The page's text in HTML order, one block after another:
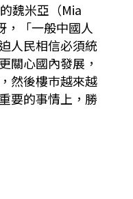
魏米亞（Mia
，「一般中國人
人民相信必須統
關心國內發展，
然後樓巿越來越
要的事情上，勝